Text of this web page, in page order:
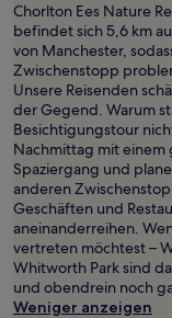
Chorlton Ees Nature
befindet sich 5,6 km
von Manchester,
Zwischenstopp
Unsere Reisenden
der Gegend. Warum
Besichtigungstour
Nachmittag mit einem
Spaziergang und
anderen
Geschäften und
aneinanderreihen.
vertreten möchtest –
Whitworth Park sind
und obendrein noch
Weniger anzeigen